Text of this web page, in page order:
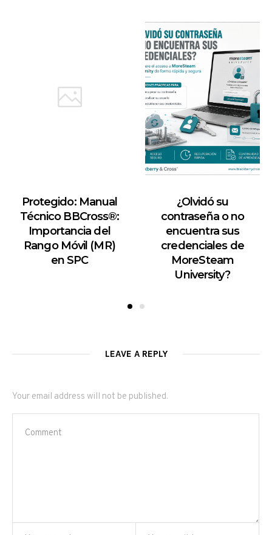
Protegido: Manual
Técnico BBCross®:
Importancia del
Rango Móvil (MR)
en SPC
¿Olvidó su
contraseña o no
encuentra sus
credenciales de
MoreSteam
University?
LEAVE A REPLY
Your email address will not be published.